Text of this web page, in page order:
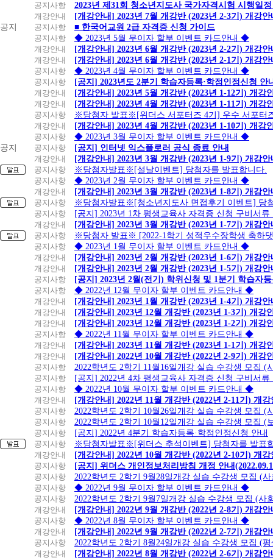
공지사항
2023년 제31회 청소년지도사 국가자격시험 시행일
개강안내
[개강안내] 2023년 7월 개강반 (2023년 2-3기) 개강안
공지
공지사항
■ 한국어교원 2급 자격증 신청 가이드
공지사항
◆ 2023년 5월 무이자 할부 이벤트 카드안내 ◆
개강안내
[개강안내] 2023년 6월 개강반 (2023년 2-2기) 개강안
개강안내
[개강안내] 2023년 6월 개강반 (2023년 2-1기) 개강안
공지사항
◆ 2023년 4월 무이자 할부 이벤트 카드안내 ◆
공지사항
[공지] 2023년도 2분기 학습자등록·학점인정신청 안
개강안내
[개강안내] 2023년 5월 개강반 (2023년 1-12기) 개강
개강안내
[개강안내] 2023년 4월 개강반 (2023년 1-11기) 개강
공지사항
※당첨자 발표※[위더스 서포터즈 4기] 우수 서포터
개강안내
[개강안내] 2023년 4월 개강반 (2023년 1-10기) 개강
공지사항
◆ 2023년 3월 무이자 할부 이벤트 카드안내 ◆
공지
공지사항
[공지] 인터넷 익스플로러 공식 종료 안내
개강안내
[개강안내] 2023년 3월 개강반 (2023년 1-9기) 개강안
공지사항
※당첨자발표※[설날이벤트] 당첨자를 발표합니다.
공지사항
◆ 2023년 2월 무이자 할부 이벤트 카드안내 ◆
개강안내
[개강안내] 2023년 3월 개강반 (2023년 1-8기) 개강안
공지사항
※당첨자발표※[청소년지도사 면접후기 이벤트] 당
공지사항
[공지] 2023년 1차 평생교육사 자격증 신청 구비서류
개강안내
[개강안내] 2023년 3월 개강반 (2023년 1-7기) 개강안
공지사항
※당첨자 발표※ [2022-1학기 성적우수장학생 축하
공지사항
◆ 2023년 1월 무이자 할부 이벤트 카드안내 ◆
개강안내
[개강안내] 2023년 2월 개강반 (2023년 1-6기) 개강안
개강안내
[개강안내] 2023년 2월 개강반 (2023년 1-5기) 개강안
공지사항
[공지] 2023년 2월(전기) 학위신청 및 1분기 학습자
공지사항
◆ 2022년 12월 무이자 할부 이벤트 카드안내 ◆
개강안내
[개강안내] 2023년 1월 개강반 (2023년 1-4기) 개강안
개강안내
[개강안내] 2023년 12월 개강반 (2023년 1-3기) 개강
개강안내
[개강안내] 2023년 12월 개강반 (2023년 1-2기) 개강
공지사항
◆ 2022년 11월 무이자 할부 이벤트 카드안내 ◆
개강안내
[개강안내] 2023년 11월 개강반 (2023년 1-1기) 개강
개강안내
[개강안내] 2022년 10월 개강반 (2022년 2-9기) 개강
공지사항
2022학년도 2학기 11월16일개강 실습 수강생 모집
공지사항
[공지] 2022년 4차 평생교육사 자격증 신청 구비서류
공지사항
◆ 2022년 10월 무이자 할부 이벤트 카드안내 ◆
개강안내
[개강안내] 2022년 11월 개강반 (2022년 2-11기) 개강
공지사항
2022학년도 2학기 10월26일개강 실습 수강생 모집 (
공지사항
2022학년도 2학기 10월12일개강 실습 수강생 모집 (
공지사항
[공지] 2022년 4분기 학습자등록·학점인정신청 안내
공지사항
※당첨자발표※[위더스 추석이벤트] 당첨자를 발표
개강안내
[개강안내] 2022년 10월 개강반 (2022년 2-10기) 개강
공지사항
[공지] 위더스 개인정보처리방침 개정 안내
공지사항
2022학년도 2학기 9월28일개강 실습 수강생 모집 (
공지사항
◆ 2022년 9월 무이자 할부 이벤트 카드안내 ◆
공지사항
2022학년도 2학기 9월7일개강 실습 수강생 모집 (사
개강안내
[개강안내] 2022년 9월 개강반 (2022년 2-8기) 개강안
공지사항
◆ 2022년 8월 무이자 할부 이벤트 카드안내 ◆
개강안내
[개강안내] 2022년 9월 개강반 (2022년 2-7기) 개강안
공지사항
2022학년도 2학기 8월24일개강 실습 수강생 모집 (
개강안내
[개강안내] 2022년 8월 개강반 (2022년 2-6기) 개강안